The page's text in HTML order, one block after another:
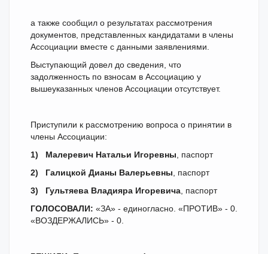
а также сообщил о результатах рассмотрения
документов, представленных кандидатами в члены
Ассоциации вместе с данными заявлениями.
Выступающий довел до сведения, что
задолженность по взносам в Ассоциацию у
вышеуказанных членов Ассоциации отсутствует.
Приступили к рассмотрению вопроса о принятии в
члены Ассоциации:
1) Малеревич Натальи Игоревны , паспорт
2) Галицкой Дианы Валерьевны , паспорт
3) Гультяева Владияра Игоревича , паспорт
ГОЛОСОВАЛИ: «ЗА» - единогласно. «ПРОТИВ» - 0.
«ВОЗДЕРЖАЛИСЬ» - 0.